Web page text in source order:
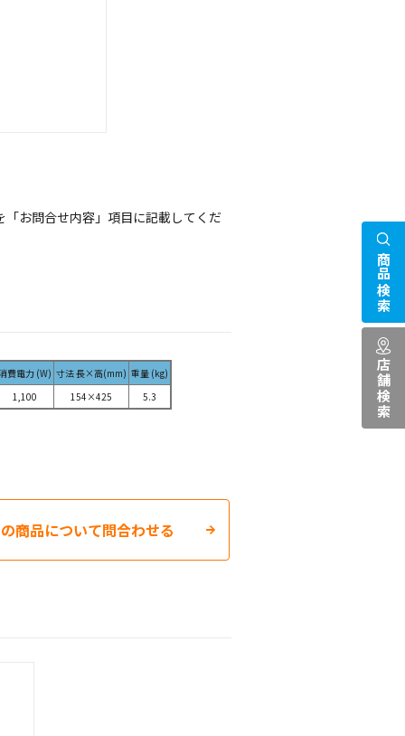
お問合せ内容」項目に記載してくだ
費電力 (W) 寸法 長×高(mm) 重量 (kg)
1,100
154×425 5.3
商品について問合わせる
商品検索
店舗検索